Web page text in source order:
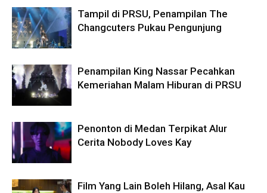
Tampil di PRSU, Penampilan The
Changcuters Pukau Pengunjung
Penampilan King Nassar Pecahkan
Kemeriahan Malam Hiburan di PRSU
Penonton di Medan Terpikat Alur
Cerita Nobody Loves Kay
Film Yang Lain Boleh Hilang, Asal Kau